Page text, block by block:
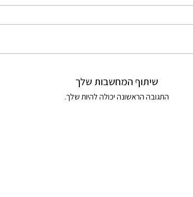
שיתוף המחשבות שלך
התגובה הראשונה יכולה להיות שלך.